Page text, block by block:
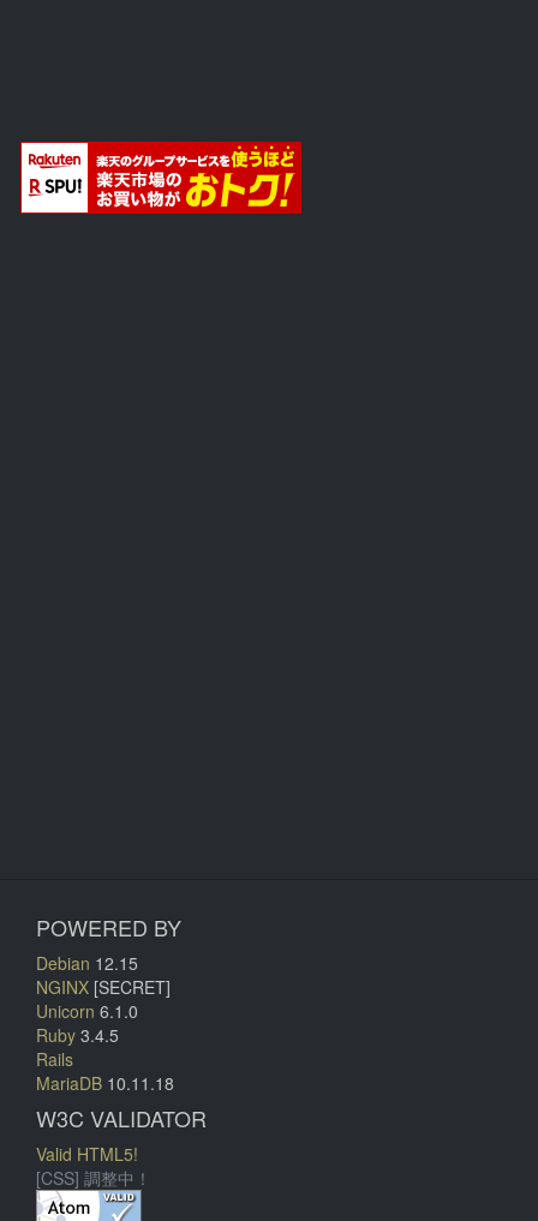
POWERED BY
Debian 12.15
NGINX [SECRET]
Unicorn 6.1.0
Ruby 3.4.5
Rails
MariaDB 10.11.18
W3C VALIDATOR
Valid HTML5!
[CSS] 調整中！